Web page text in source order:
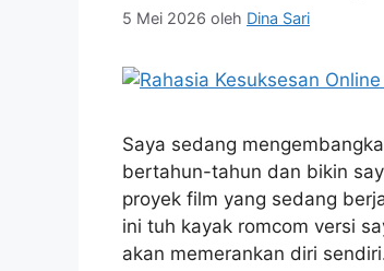
5 Mei 2026 oleh Dina Sari
Saya sedang
bertahun-tahun dan bikin
proyek film yang sedang
ini tuh kayak romcom versi
akan memerankan diri